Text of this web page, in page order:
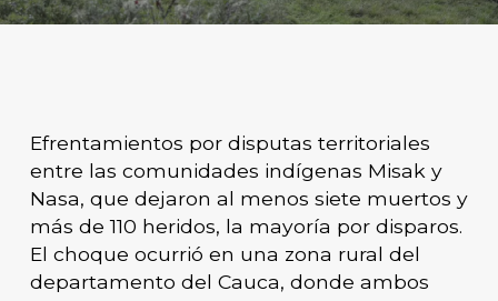
Efrentamientos por disputas territoriales
entre las comunidades indígenas Misak y
Nasa, que dejaron al menos siete muertos y
más de 110 heridos, la mayoría por disparos.
El choque ocurrió en una zona rural del
departamento del Cauca, donde ambos